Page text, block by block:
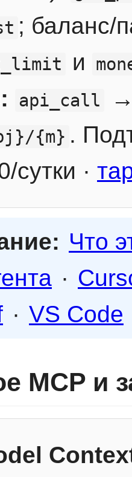
; баланс/
и
api_call
{m} .
сутки ·
Что
·
· VS Code
MCP и